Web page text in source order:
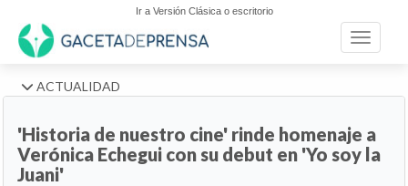
Ir a Versión Clásica o escritorio
Toggle
ACTUALIDAD
'Historia de nuestro cine' rinde homenaje a
Verónica Echegui con su debut en 'Yo soy la
Juani'